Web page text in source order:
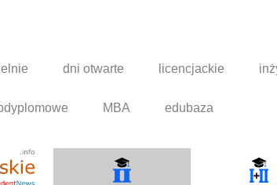
dni otwarte licencjackie
MBA edubaza